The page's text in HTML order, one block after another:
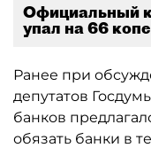
Официальный
упал на 66
Ранее при
депутатов
банков
обязать банки в